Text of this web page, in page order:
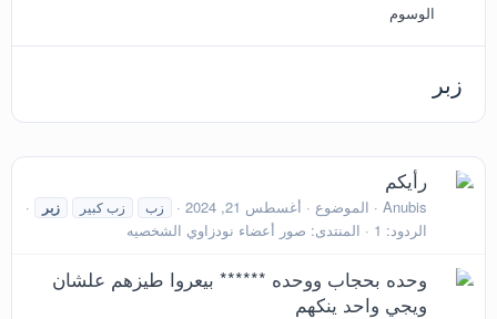
الوسوم
زبر
رأيكم
Anubis الموضوع أغسطس 21, 2024 زب زب كبير زبر
الردود: 1 المنتدى: صور أعضاء نودزاوي الشخصيه
وحده بحجاب ووحده ****** بيعروا طيزهم علشان
ويجي واحد ينكهم